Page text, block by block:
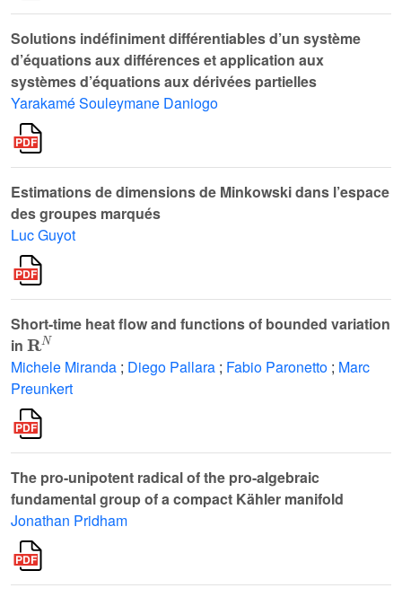
Solutions indéfiniment différentiables d’un système
d’équations aux différences et application aux
systèmes d’équations aux dérivées partielles
Yarakamé Souleymane Daniogo
Estimations de dimensions de Minkowski dans l’espace
des groupes marqués
Luc Guyot
Short-time heat flow and functions of bounded variation
in
RN
Michele Miranda ; Diego Pallara ; Fabio Paronetto ; Marc
Preunkert
The pro-unipotent radical of the pro-algebraic
fundamental group of a compact Kähler manifold
Jonathan Pridham